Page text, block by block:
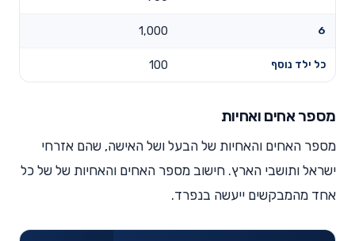
6
1,000
כל ילד נוסף 100
מספר אחים ואחיות
מספר האחים והאחיות של הבעל ושל האישה, שהם אזרחי
ישראל ותושבי הארץ. חישוב מספר האחים והאחיות של של כל
אחד מהמבקשים ייעשה בנפרד.